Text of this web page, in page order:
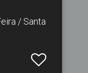
/ Santa